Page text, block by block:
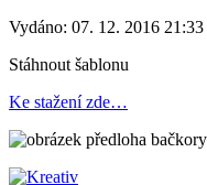
Vydáno: 07. 12. 2016 21:33
Stáhnout šablonu
Ke stažení zde…